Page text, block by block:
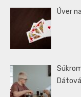
Úver